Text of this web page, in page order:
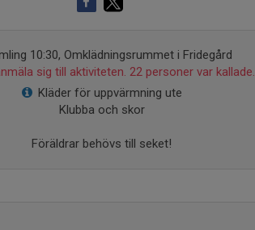
10:30, Omklädningsrummet i Fridegård
sig till aktiviteten. 22 personer var kallade.
Kläder för uppvärmning ute
Klubba och skor
Föräldrar behövs till seket!